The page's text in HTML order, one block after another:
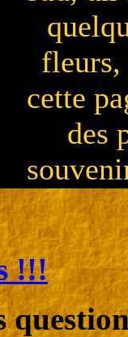
cette
des
!!!